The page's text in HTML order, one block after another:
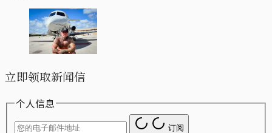
立即领取新闻信
个人信息
订阅